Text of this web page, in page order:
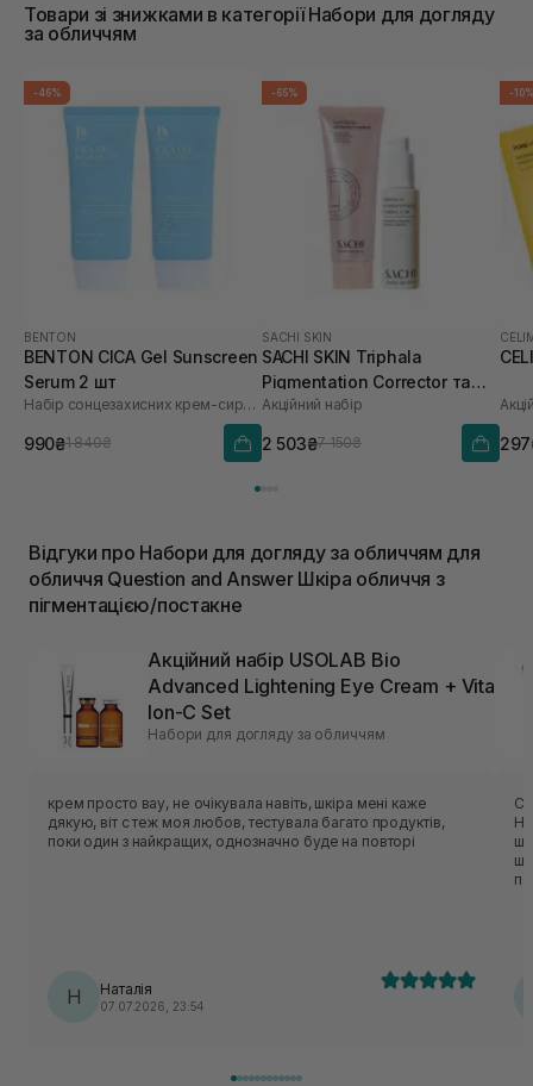
Товари зі знижками в категорії Набори для догляду
за обличчям
-46%
BENTON
BENTON CICA Gel Sunscreen
Serum 2 шт
Набір сонцезахисних крем-сироваток
990₴1 840₴
-65%
SACHI SKIN
SACHI SKIN Triphala
Pigmentation Corrector та
Saffron Luminous Cleanser
Акційний набір
2 503₴7 150₴
-
Відгуки про Набори для догляду за обличчям для
обличчя Question and Answer Шкіра обличчя з
пігментацією/постакне
Акційний набір USOLAB Bio
Advanced Lightening Eye Cream + Vita
Ion-C Set
Набори для догляду за обличчям
крем просто вау, не очікувала навіть, шкіра мені каже
дякую, віт с теж моя любов, тестувала багато продуктів,
поки один з найкращих, однозначно буде на повторі
Н Наталія
07.07.2026, 23:54